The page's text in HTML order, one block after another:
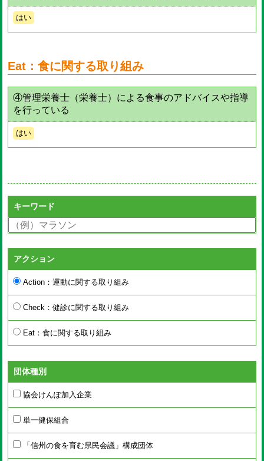
はい
Eat：食に関する取り組み
④管理栄養士（栄養士）による食事のアドバイスや指導
を行っている
はい
キーワード
アクション
Action：運動に関する取り組み
Check：健診に関する取り組み
Eat：食に関する取り組み
団体種別
協会けんぽ加入企業
単一健保組合
「信州の食を育む県民会議」構成団体